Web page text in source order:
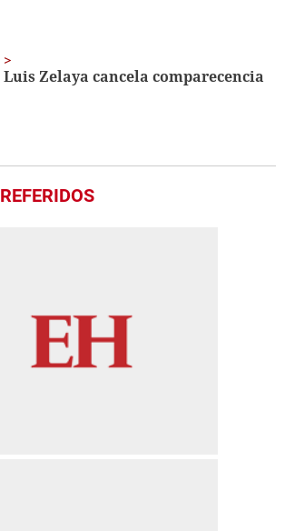
Luis Zelaya cancela comparecencia